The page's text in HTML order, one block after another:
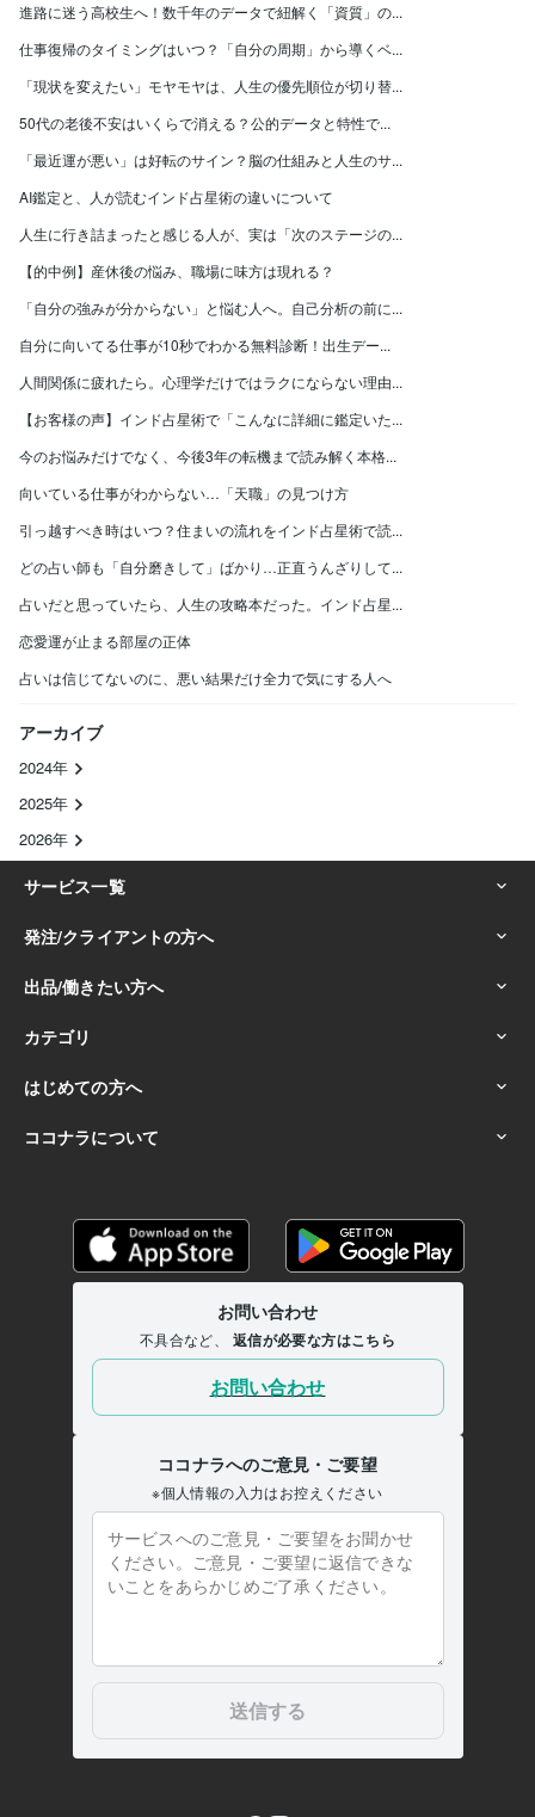
進路に迷う高校生へ！数千年のデータで紐解く「資質」の...
仕事復帰のタイミングはいつ？「自分の周期」から導くベ...
「現状を変えたい」モヤモヤは、人生の優先順位が切り替...
50代の老後不安はいくらで消える？公的データと特性で...
「最近運が悪い」は好転のサイン？脳の仕組みと人生のサ...
AI鑑定と、人が読むインド占星術の違いについて
人生に行き詰まったと感じる人が、実は「次のステージの...
【的中例】産休後の悩み、職場に味方は現れる？
「自分の強みが分からない」と悩む人へ。自己分析の前に...
自分に向いてる仕事が10秒でわかる無料診断！出生デー...
人間関係に疲れたら。心理学だけではラクにならない理由...
【お客様の声】インド占星術で「こんなに詳細に鑑定いた...
今のお悩みだけでなく、今後3年の転機まで読み解く本格...
向いている仕事がわからない…「天職」の見つけ方
引っ越すべき時はいつ？住まいの流れをインド占星術で読...
どの占い師も「自分磨きして」ばかり…正直うんざりして...
占いだと思っていたら、人生の攻略本だった。インド占星...
恋愛運が止まる部屋の正体
占いは信じてないのに、悪い結果だけ全力で気にする人へ
アーカイブ
2024年
2025年
2026年